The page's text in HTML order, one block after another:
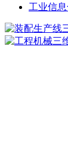
工业信